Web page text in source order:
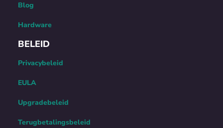
Blog
Hardware
BELEID
Privacybeleid
EULA
Upgradebeleid
Terugbetalingsbeleid